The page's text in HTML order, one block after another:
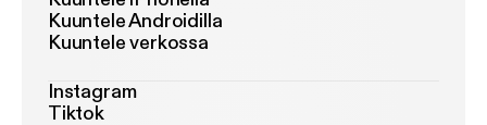
Kuuntele Androidilla
Kuuntele verkossa
Instagram
Tiktok